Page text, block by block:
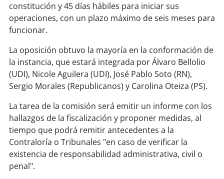
soytalcahuano
soyconcepción
soycoronel
soyarauco
soytemuco
soy valdivia
soyosorno
constitución y 45 días hábiles para iniciar sus
operaciones, con un plazo máximo de seis meses para
funcionar.
La oposición obtuvo la mayoría en la conformación de
la instancia, que estará integrada por Álvaro Bellolio
(UDI), Nicole Aguilera (UDI), José Pablo Soto (RN),
Sergio Morales (Republicanos) y Carolina Oteiza (PS).
La tarea de la comisión será emitir un informe con los
hallazgos de la fiscalización y proponer medidas, al
tiempo que podrá remitir antecedentes a la
Contraloría o Tribunales "en caso de verificar la
existencia de responsabilidad administrativa, civil o
penal".